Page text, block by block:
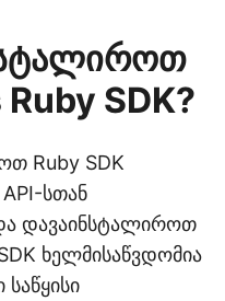
SDK?
Ruby SDK
სთან
დავაინსტალიროთ
ხელმისაწვდომია